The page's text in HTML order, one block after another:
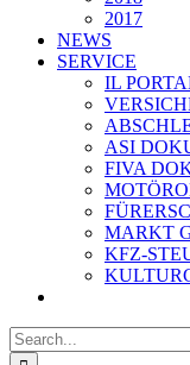
2017
NEWS
SERVICE
IL
ASI
FIVA
MARKT
KFZ-
Search
for: